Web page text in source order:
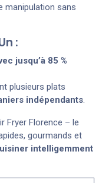
manipulation sans
:
jusqu’à 85 %
plusieurs plats
indépendants.
Fryer Florence – le
gourmands et
intelligemment